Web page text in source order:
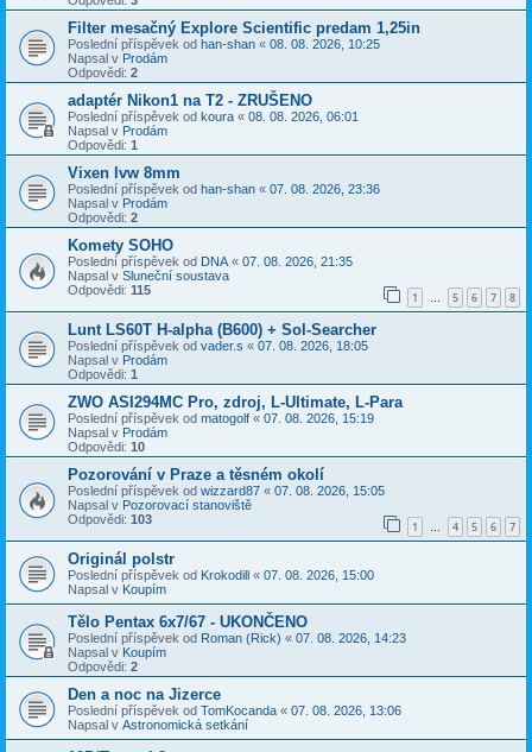
Filter mesačný Explore Scientific predam 1,25in
Poslední příspěvek od han-shan « 08. 08. 2026, 10:25
Napsal v Prodám
Odpovědi: 2
adaptér Nikon1 na T2 - ZRUŠENO
Poslední příspěvek od koura « 08. 08. 2026, 06:01
Napsal v Prodám
Odpovědi: 1
Vixen lvw 8mm
Poslední příspěvek od han-shan « 07. 08. 2026, 23:36
Napsal v Prodám
Odpovědi: 2
Komety SOHO
Poslední příspěvek od DNA « 07. 08. 2026, 21:35
Napsal v Sluneční soustava
Odpovědi: 115 1 … 5 6 7 8
Lunt LS60T H-alpha (B600) + Sol-Searcher
Poslední příspěvek od vader.s « 07. 08. 2026, 18:05
Napsal v Prodám
Odpovědi: 1
ZWO ASI294MC Pro, zdroj, L-Ultimate, L-Para
Poslední příspěvek od matogolf « 07. 08. 2026, 15:19
Napsal v Prodám
Odpovědi: 10
Pozorování v Praze a těsném okolí
Poslední příspěvek od wizzard87 « 07. 08. 2026, 15:05
Napsal v Pozorovací stanoviště
Odpovědi: 103 1 … 4 5 6 7
Originál polstr
Poslední příspěvek od Krokodill « 07. 08. 2026, 15:00
Napsal v Koupím
Tělo Pentax 6x7/67 - UKONČENO
Poslední příspěvek od Roman (Rick) « 07. 08. 2026, 14:23
Napsal v Koupím
Odpovědi: 2
Den a noc na Jizerce
Poslední příspěvek od TomKocanda « 07. 08. 2026, 13:06
Napsal v Astronomická setkání